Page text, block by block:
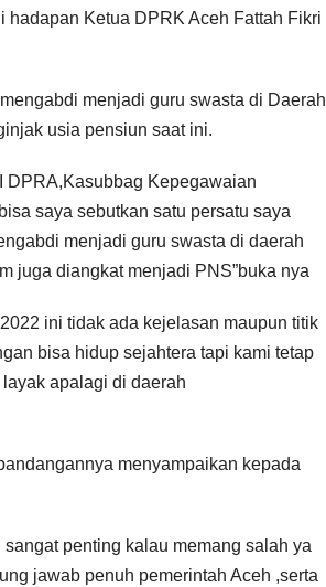
hadapan Ketua DPRK Aceh Fattah Fikri
menjadi guru swasta di Daerah
usia pensiun saat ini.
DPRA,Kasubbag Kepegawaian
saya sebutkan satu persatu saya
menjadi guru swasta di daerah
juga diangkat menjadi PNS”buka nya
ini tidak ada kejelasan maupun titik
bisa hidup sejahtera tapi kami tetap
apalagi di daerah
menyampaikan kepada
penting kalau memang salah ya
jawab penuh pemerintah Aceh ,serta